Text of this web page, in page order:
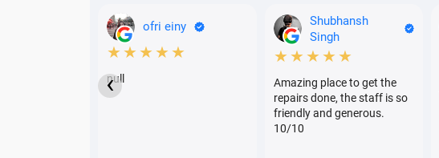
ofri einy
★★★★★
null
Shubhansh
Singh
★★★★★
Amazing place to get the
repairs done, the staff is so
friendly and generous.
10/10
‹